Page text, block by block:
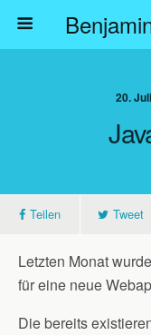
20.
Teilen Tweet
Letzten Monat
für eine neue
Die bereits